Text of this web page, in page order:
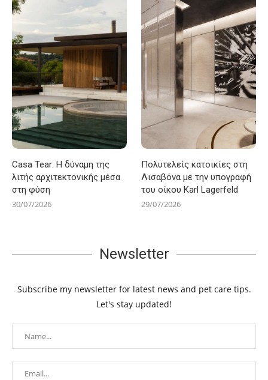
Casa Tear: Η δύναμη της
λιτής αρχιτεκτονικής μέσα
στη φύση
30/07/2026
Πολυτελείς κατοικίες στη
Λισαβόνα με την υπογραφή
του οίκου Karl Lagerfeld
29/07/2026
Newsletter
Subscribe my newsletter for latest news and pet care tips.
Let's stay updated!